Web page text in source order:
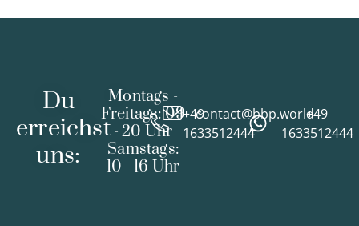
Du
erreichst
uns:
Montags -
Freitags: 09
- 20 Uhr
Samstags:
10 - 16 Uhr
+49
1633512444
contact@bbp.world+49
1633512444